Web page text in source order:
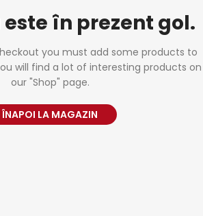
în prezent gol.
you must add some products to
will find a lot of interesting products on
our "Shop" page.
ÎNAPOI LA MAGAZIN